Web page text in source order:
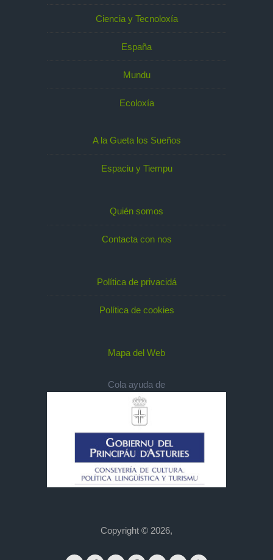
Ciencia y Tecnoloxía
España
Mundu
Ecoloxía
A la Gueta los Sueños
Espaciu y Tiempu
Quién somos
Contacta con nos
Política de privacidá
Política de cookies
Mapa del Web
Cola ayuda de
Copyright © 2026,